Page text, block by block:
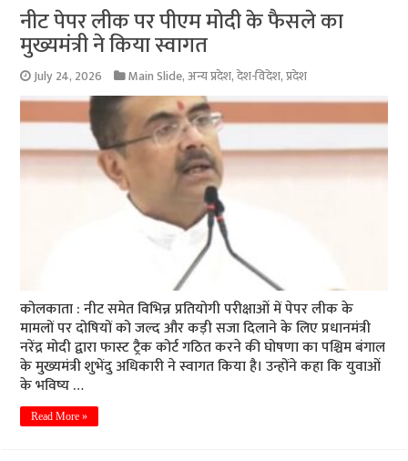
नीट पेपर लीक पर पीएम मोदी के फैसले का
मुख्यमंत्री ने किया स्वागत
July 24, 2026 Main Slide,अन्य प्रदेश,देश-विदेश,प्रदेश
कोलकाता : नीट समेत विभिन्न प्रतियोगी परीक्षाओं में पेपर लीक के
मामलों पर दोषियों को जल्द और कड़ी सजा दिलाने के लिए प्रधानमंत्री
नरेंद्र मोदी द्वारा फास्ट ट्रैक कोर्ट गठित करने की घोषणा का पश्चिम बंगाल
के मुख्यमंत्री शुभेंदु अधिकारी ने स्वागत किया है। उन्होंने कहा कि युवाओं
के भविष्य …
Read More »